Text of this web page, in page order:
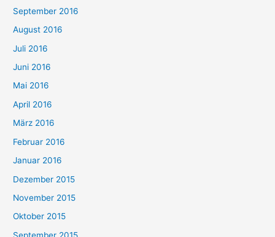
September 2016
August 2016
Juli 2016
Juni 2016
Mai 2016
April 2016
März 2016
Februar 2016
Januar 2016
Dezember 2015
November 2015
Oktober 2015
September 2015